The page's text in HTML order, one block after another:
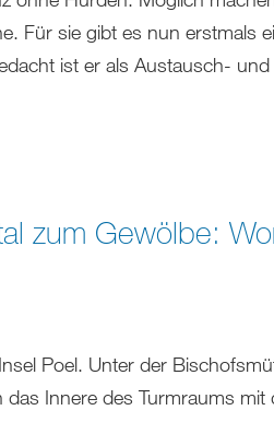
Für sie gibt es nun erstmals
ist er als Austausch-
zum Gewölbe:
Poel. Unter der
Innere des Turmraums